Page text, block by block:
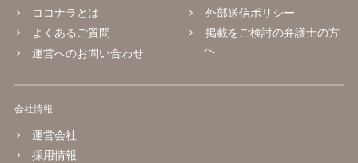
ココナラとは
よくあるご質問
運営へのお問い合わせ
外部送信ポリシー
掲載をご検討の弁護士の方
へ
会社情報
運営会社
採用情報